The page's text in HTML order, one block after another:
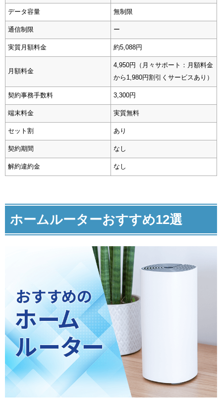
データ容量 無制限
通信制限 ー
実質月額料金 約5,088円
月額料金
4,950円（月々サポート：月額料金
から1,980円割引くサービスあり）
契約事務手数料 3,300円
端末料金 実質無料
セット割 あり
契約期間 なし
解約違約金 なし
ホームルーターおすすめ12選